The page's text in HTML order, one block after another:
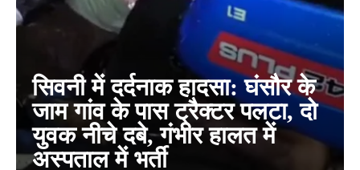
सिवनी में दर्दनाक हादसा: घंसौर के
जाम गांव के पास ट्रैक्टर पलटा, दो
युवक नीचे दबे, गंभीर हालत में
अस्पताल में भर्ती